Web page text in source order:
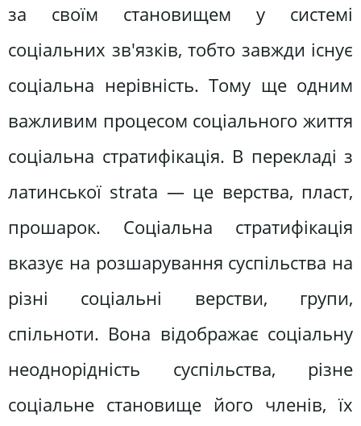
за своїм становищем у системі
соціальних зв'язків, тобто завжди існує
соціальна нерівність. Тому ще одним
важливим процесом соціального життя
соціальна стратифікація. В перекладі з
латинської strata — це верства, пласт,
прошарок. Соціальна стратифікація
вказує на розшарування суспільства на
різні соціальні верстви, групи,
спільноти. Вона відображає соціальну
неоднорідність суспільства, різне
соціальне становище його членів, їх